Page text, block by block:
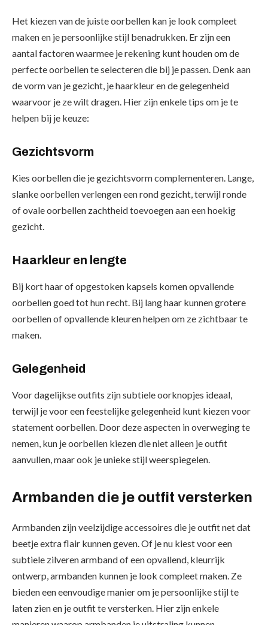
Het kiezen van de juiste oorbellen kan je look compleet
maken en je persoonlijke stijl benadrukken. Er zijn een
aantal factoren waarmee je rekening kunt houden om de
perfecte oorbellen te selecteren die bij je passen. Denk aan
de vorm van je gezicht, je haarkleur en de gelegenheid
waarvoor je ze wilt dragen. Hier zijn enkele tips om je te
helpen bij je keuze:
Gezichtsvorm
Kies oorbellen die je gezichtsvorm complementeren. Lange,
slanke oorbellen verlengen een rond gezicht, terwijl ronde
of ovale oorbellen zachtheid toevoegen aan een hoekig
gezicht.
Haarkleur en lengte
Bij kort haar of opgestoken kapsels komen opvallende
oorbellen goed tot hun recht. Bij lang haar kunnen grotere
oorbellen of opvallende kleuren helpen om ze zichtbaar te
maken.
Gelegenheid
Voor dagelijkse outfits zijn subtiele oorknopjes ideaal,
terwijl je voor een feestelijke gelegenheid kunt kiezen voor
statement oorbellen. Door deze aspecten in overweging te
nemen, kun je oorbellen kiezen die niet alleen je outfit
aanvullen, maar ook je unieke stijl weerspiegelen.
Armbanden die je outfit versterken
Armbanden zijn veelzijdige accessoires die je outfit net dat
beetje extra flair kunnen geven. Of je nu kiest voor een
subtiele zilveren armband of een opvallend, kleurrijk
ontwerp, armbanden kunnen je look compleet maken. Ze
bieden een eenvoudige manier om je persoonlijke stijl te
laten zien en je outfit te versterken. Hier zijn enkele